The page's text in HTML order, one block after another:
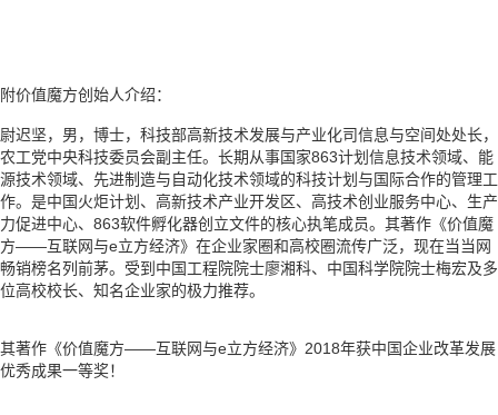
附价值魔方创始人介绍：
尉迟坚，男，博士，科技部高新技术发展与产业化司信息与空间处处长，
农工党中央科技委员会副主任。长期从事国家863计划信息技术领域、能
源技术领域、先进制造与自动化技术领域的科技计划与国际合作的管理工
作。是中国火炬计划、高新技术产业开发区、高技术创业服务中心、生产
力促进中心、863软件孵化器创立文件的核心执笔成员。其著作《价值魔
方——互联网与e立方经济》在企业家圈和高校圈流传广泛，现在当当网
畅销榜名列前茅。受到中国工程院院士廖湘科、中国科学院院士梅宏及多
位高校校长、知名企业家的极力推荐。
其著作《价值魔方——互联网与e立方经济》2018年获中国企业改革发展
优秀成果一等奖！